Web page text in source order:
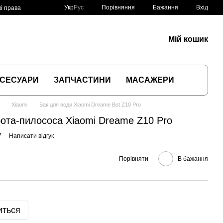
права
УкрРус Порівняння Бажання Вхід
Мій кошик
ЗАПЧАСТИНИ МАСАЖЕРИ
Xiaomi Бак для води Xiaomi Dreame Bot Z10 Pro
пилососа Xiaomi Dreame Z10 Pro
Написати відгук
Порівняти В бажання